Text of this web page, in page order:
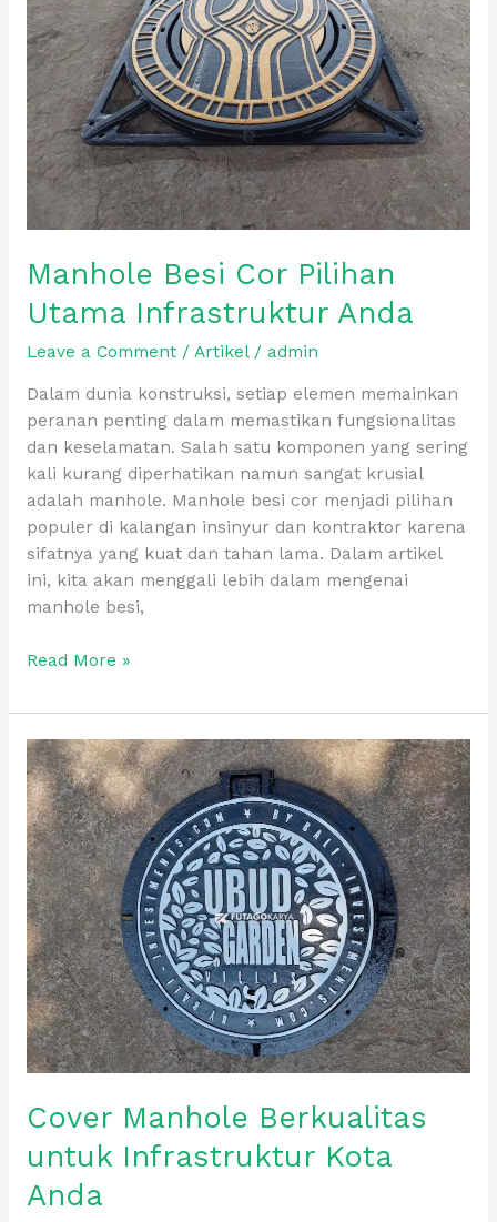
Manhole Besi Cor Pilihan
Utama Infrastruktur Anda
Leave a Comment / Artikel/ admin
Dalam dunia konstruksi, setiap elemen memainkan
peranan penting dalam memastikan fungsionalitas
dan keselamatan. Salah satu komponen yang sering
kali kurang diperhatikan namun sangat krusial
adalah manhole. Manhole besi cor menjadi pilihan
populer di kalangan insinyur dan kontraktor karena
sifatnya yang kuat dan tahan lama. Dalam artikel
ini, kita akan menggali lebih dalam mengenai
manhole besi,
Utama
Infrastruktur
Anda
Read More »
Cover Manhole Berkualitas
untuk Infrastruktur Kota
Anda
Cover
Manhole
Berkualitas
untuk
Infrastruktur
Kota
Anda